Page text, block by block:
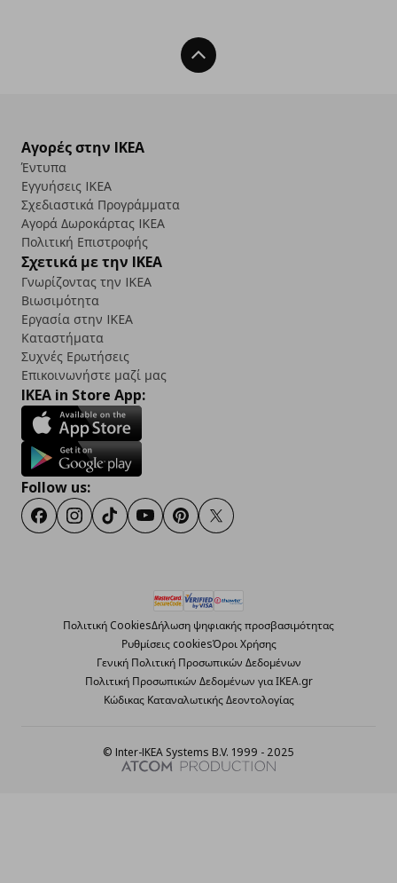
Back To Top
Αγορές στην IKEA
Έντυπα
Εγγυήσεις IKEA
Σχεδιαστικά Προγράμματα
Αγορά Δωρoκάρτας IKEA
Πολιτική Επιστροφής
Σχετικά με την IKEA
Γνωρίζοντας την IKEA
Βιωσιμότητα
Εργασία στην IKEA
Καταστήματα
Συχνές Ερωτήσεις
Επικοινωνήστε μαζί μας
IKEA in Store App:
Follow us:
FacebookInstagram
TikTokYoutubePinterestTwitter
Πολιτική CookiesΔήλωση ψηφιακής προσβασιμότητας
Ρυθμίσεις cookiesΌροι Χρήσης
Γενική Πολιτική Προσωπικών Δεδομένων
Πολιτική Προσωπικών Δεδομένων για ΙΚΕΑ.gr
Κώδικας Καταναλωτικής Δεοντολογίας
© Inter-IKEA Systems B.V. 1999 - 2025